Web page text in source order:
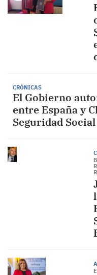
CRÓNICAS
El Gobierno
entre España y
Seguridad Social